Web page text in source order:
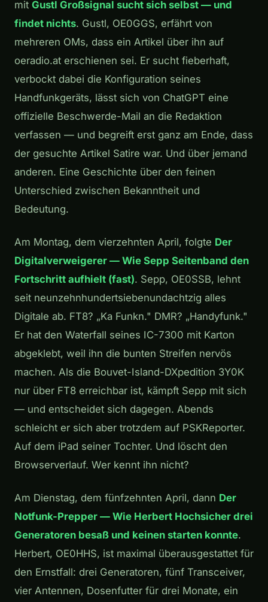
mit Gustl Großsignal sucht sich selbst — und
findet nichts. Gustl, OE0GGS, erfährt von
mehreren OMs, dass ein Artikel über ihn auf
oeradio.at erschienen sei. Er sucht fieberhaft,
verbockt dabei die Konfiguration seines
Handfunkgeräts, lässt sich von ChatGPT eine
offizielle Beschwerde-Mail an die Redaktion
verfassen — und begreift erst ganz am Ende, dass
der gesuchte Artikel Satire war. Und über jemand
anderen. Eine Geschichte über den feinen
Unterschied zwischen Bekanntheit und
Bedeutung.
Am Montag, dem vierzehnten April, folgte Der
Digitalverweigerer — Wie Sepp Seitenband den
Fortschritt aufhielt (fast). Sepp, OE0SSB, lehnt
seit neunzehnhundertsiebenundachtzig alles
Digitale ab. FT8? „Ka Funkn." DMR? „Handyfunk."
Er hat den Waterfall seines IC-7300 mit Karton
abgeklebt, weil ihn die bunten Streifen nervös
machen. Als die Bouvet-Island-DXpedition 3Y0K
nur über FT8 erreichbar ist, kämpft Sepp mit sich
— und entscheidet sich dagegen. Abends
schleicht er sich aber trotzdem auf PSKReporter.
Auf dem iPad seiner Tochter. Und löscht den
Browserverlauf. Wer kennt ihn nicht?
Am Dienstag, dem fünfzehnten April, dann Der
Notfunk-Prepper — Wie Herbert Hochsicher drei
Generatoren besaß und keinen starten konnte.
Herbert, OE0HHS, ist maximal überausgestattet für
den Ernstfall: drei Generatoren, fünf Transceiver,
vier Antennen, Dosenfutter für drei Monate, ein